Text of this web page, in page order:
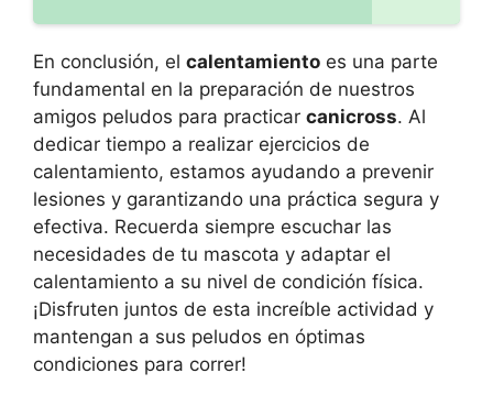
En conclusión, el calentamiento es una parte
fundamental en la preparación de nuestros
amigos peludos para practicar canicross. Al
dedicar tiempo a realizar ejercicios de
calentamiento, estamos ayudando a prevenir
lesiones y garantizando una práctica segura y
efectiva. Recuerda siempre escuchar las
necesidades de tu mascota y adaptar el
calentamiento a su nivel de condición física.
¡Disfruten juntos de esta increíble actividad y
mantengan a sus peludos en óptimas
condiciones para correr!